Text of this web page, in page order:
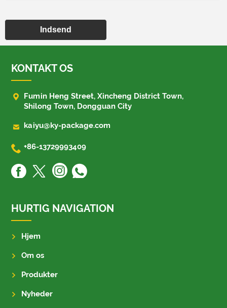
Indsend
KONTAKT OS

Fumin Heng Street, Xincheng District Town,
Shilong Town, Dongguan City
 kaiyu@ky-package.com
 +86-13729993409
HURTIG NAVIGATION
Hjem
Om os
Produkter
Nyheder